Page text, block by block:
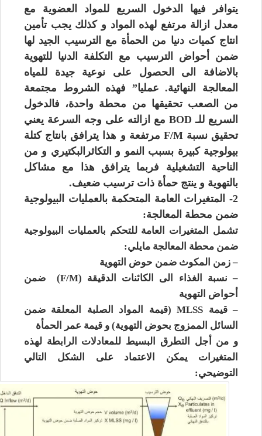
يتوافر فيها الدخول السريع للمواد العضوية مع
معدل ازالة مرتفع لهذه المواد و كذلك يجب تأمين
انتاج كميات دنيا من الحمأة مع الترسيب الجيد لها
ضمن أحواض الترسيب مع التكلفة الدنيا للتهوية
بالاضافة الى الحصول على نوعية جيدة للمياه
المعالجة النهائية. عمليا” فهذه الشروط مجتمعة
من الصعب تحقيقها من محطة واحدة، فالدخول
السريع للـ BOD مع ازالته على وجه السرعة يعني
تحقيق نسبة F/M مرتفعة و هذا يترافق بانتاج كتلة
بيولوجية كبيرة بسبب النمو و التكاثرالبكتيري و من
الناحية التشغيلية فربما يترافق هذا مع مشاكل
بالتهوية و ينتج حمأة ذات ترسيب ضعيف.
2- المتغيرات العامة المتحكمة بالعمليات البيولوجية
ضمن محطة المعالجة:
تشمل المتغيرات العامة للتحكم بالعمليات البيولوجية
ضمن محطة المعالجة مايلي:
– زمن المكوث ضمن حوض التهوية
– نسبة الغذاء الى الكائنات الدقيقة (F/M) ضمن
أحواض التهوية
– قيمة MLSS (قيمة المواد الصلبة المعلقة ضمن
السائل الممزوج بحوض التهوية) و قيمة عمر الحمأة
و من أجل التطرق البسيط للمعادلات الرابطة لهذه
المتغيرات يمكن الاعتماد على الشكل التالي
التوضيحي: